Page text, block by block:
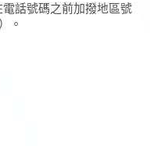
話號碼之前加撥地區號
。